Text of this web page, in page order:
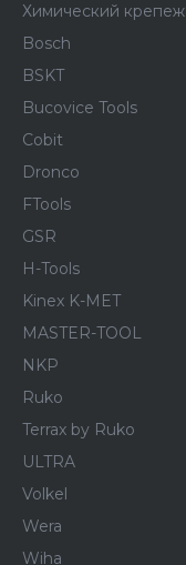
Химический крепеж
Bosch
BSKT
Bucovice Tools
Cobit
Dronco
FTools
GSR
H-Tools
Kinex K-MET
MASTER-TOOL
NKP
Ruko
Terrax by Ruko
ULTRA
Volkel
Wera
Wiha